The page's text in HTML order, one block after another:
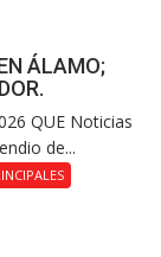
ÁLAMO;
QUE Noticias
de...